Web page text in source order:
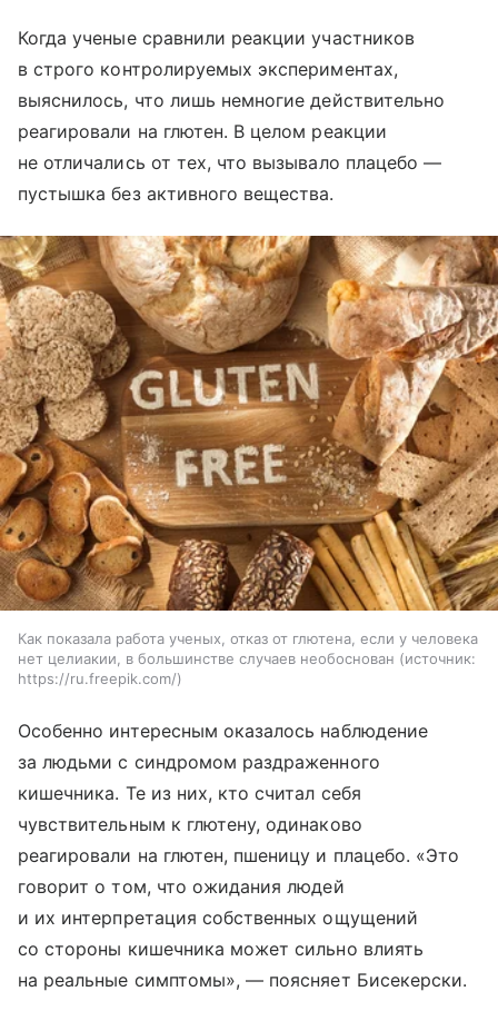
Когда ученые сравнили реакции участников
в строго контролируемых экспериментах,
выяснилось, что лишь немногие действительно
реагировали на глютен. В целом реакции
не отличались от тех, что вызывало плацебо —
пустышка без активного вещества.
Как показала работа ученых, отказ от глютена, если у человека
нет целиакии, в большинстве случаев необоснован
источник:
https://ru.freepik.com/
Особенно интересным оказалось наблюдение
за людьми с синдромом раздраженного
кишечника. Те из них, кто считал себя
чувствительным к глютену, одинаково
реагировали на глютен, пшеницу и плацебо. «Это
говорит о том, что ожидания людей
и их интерпретация собственных ощущений
со стороны кишечника может сильно влиять
на реальные симптомы», — поясняет Бисекерски.